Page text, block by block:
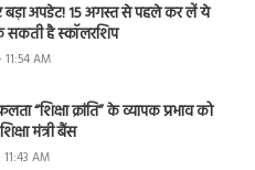
बड़ा अपडेट! 15 अगस्त से पहले कर लें ये
सकती है स्कॉलरशिप
AM
“शिक्षा क्रांति” के व्यापक प्रभाव को
मंत्री बैंस
AM